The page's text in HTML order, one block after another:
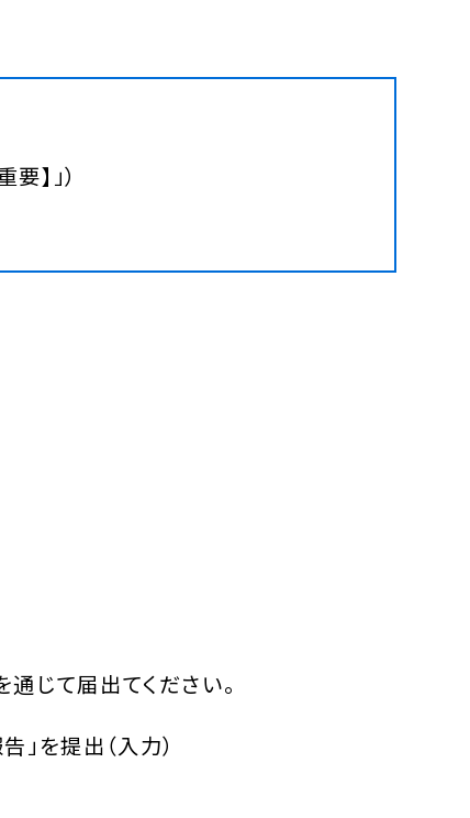
】」）
じて届出てください。
」を提出（入力）